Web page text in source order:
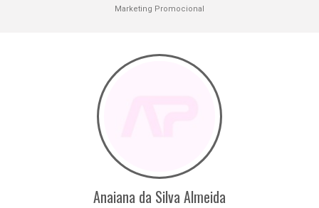
Marketing Promocional
Anaiana da Silva Almeida